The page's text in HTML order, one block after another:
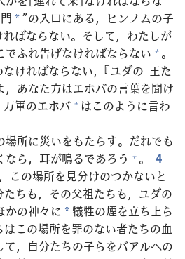
門 *”の入口にある，ヒンノムの子
ればならない。そして，わたしが
でふれ告げなければならない + 。
なければならない，『ユダの 王た
，あなた方はエホバの言葉を聞け
万軍のエホバ + はこのように言わ
場所に災いをもたらす。だれでも
なら， 耳が鳴るであろう + 。
4
，この場所を 見分けのつかないと
たちも，その父祖たちも，ユダの
かの神々 に * 犠牲の煙を立ち 上ら
はこの場所を罪のない者たちの血
， 自分たちの子らをバアルへの